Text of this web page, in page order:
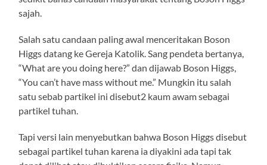
sajah.
Salah satu candaan paling awal menceritakan Boson
Higgs datang ke Gereja Katolik. Sang pendeta bertanya,
“What are you doing here?” dan dijawab Boson Higgs,
“You can’t have mass without me.” Mungkin itu salah
satu sebab partikel ini disebut2 kaum awam sebagai
partikel tuhan.
Tapi versi lain menyebutkan bahwa Boson Higgs disebut
sebagai partikel tuhan karena ia diyakini ada tapi tak